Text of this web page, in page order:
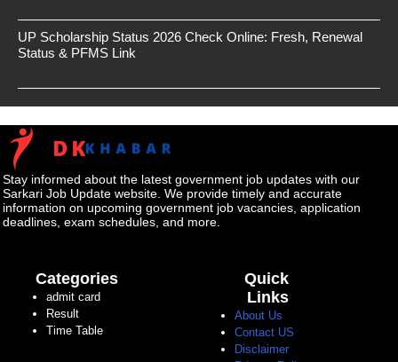
UP Scholarship Status 2026 Check Online: Fresh, Renewal
Status & PFMS Link
Stay informed about the latest government job updates with our
Sarkari Job Update website. We provide timely and accurate
information on upcoming government job vacancies, application
deadlines, exam schedules, and more.
Categories
admit card
Result
Time Table
Quick
Links
About Us
Contact US
Disclaimer